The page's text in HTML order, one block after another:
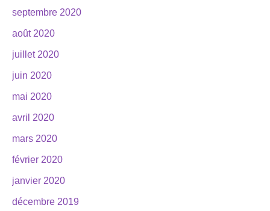
septembre 2020
août 2020
juillet 2020
juin 2020
mai 2020
avril 2020
mars 2020
février 2020
janvier 2020
décembre 2019